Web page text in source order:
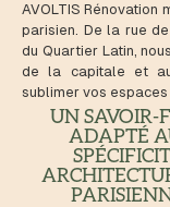
AVOLTIS
parisien. De la rue
du Quartier Latin,
de la capitale et
sublimer vos espaces
UN SAVOIR-
ADAPTÉ